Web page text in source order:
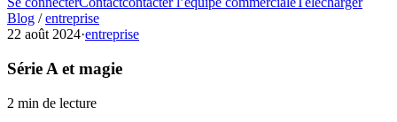
Blog / entreprise
22 août 2024·entreprise
Série A et magie
2 min de lecture